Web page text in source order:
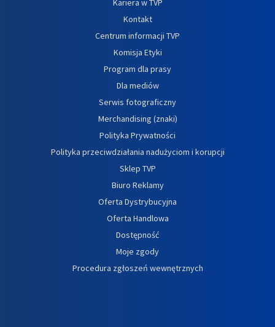
Kariera w TVP
Kontakt
Centrum informacji TVP
Komisja Etyki
Program dla prasy
Dla mediów
Serwis fotograficzny
Merchandising (znaki)
Polityka Prywatności
Polityka przeciwdziałania nadużyciom i korupcji
Sklep TVP
Biuro Reklamy
Oferta Dystrybucyjna
Oferta Handlowa
Dostępność
Moje zgody
Procedura zgłoszeń wewnętrznych